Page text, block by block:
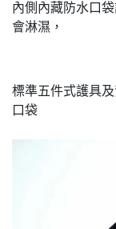
內側內藏防水口
會淋濕，
標準五件式護具
口袋